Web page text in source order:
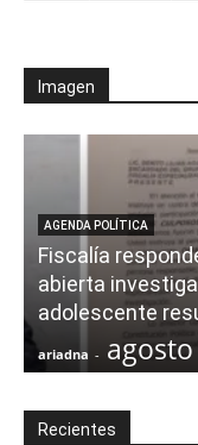
Imagen
AGENDA POLÍTICA
Fiscalía
abierta
adolescente
ariadna -
Recientes